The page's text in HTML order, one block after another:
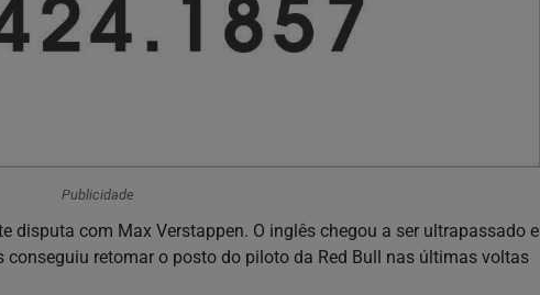
Publicidade
disputa com Max Verstappen. O inglês chegou a ser ultrapassado e
conseguiu retomar o posto do piloto da Red Bull nas últimas voltas